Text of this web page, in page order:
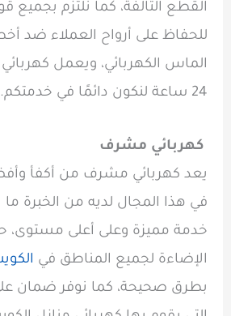
القطع التالفة، كما نلتزم بجميع
للحفاظ على أرواح العملاء ضد
الماس الكهربائي، ويعمل
24 ساعة لنكون دائمًا في خدمتكم.
كهربائي مشرف
يعد كهربائي مشرف من أكفأ
في هذا المجال لديه من الخبرة ما
خدمة مميزة وعلى أعلى مستوى،
الإضاءة لجميع المناطق في
بطرق صحيحة، كما نوفر ضمان